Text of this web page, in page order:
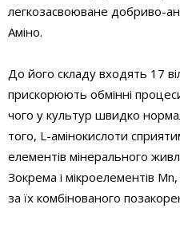
легкозасвоюване добриво-
Аміно.
До його складу входять 17
прискорюють обмінні
чого у культур швидко
того, L-амінокислоти
елементів мінерального
Зокрема і мікроелементів
за їх комбінованого